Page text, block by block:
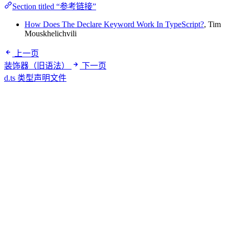
Section titled “参考链接”
How Does The Declare Keyword Work In TypeScript?, Tim
Mouskhelichvili
上一页
装饰器（旧语法）
下一页
d.ts 类型声明文件